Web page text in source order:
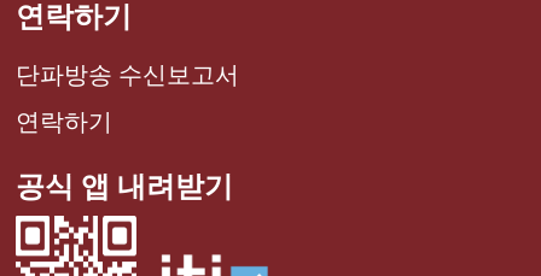
연락하기
단파방송 수신보고서
연락하기
공식 앱 내려받기